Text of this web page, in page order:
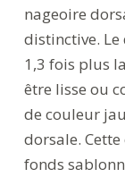
nageoire
distinctive.
1,3 fois plus
être lisse ou
de couleur
dorsale.
fonds